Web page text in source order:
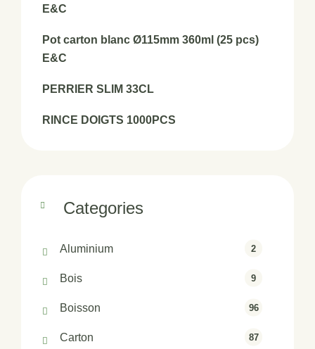
E&C
Pot carton blanc Ø115mm 360ml (25 pcs)
E&C
PERRIER SLIM 33CL
RINCE DOIGTS 1000PCS
Categories
Aluminium 2
Bois 9
Boisson 96
Carton 87